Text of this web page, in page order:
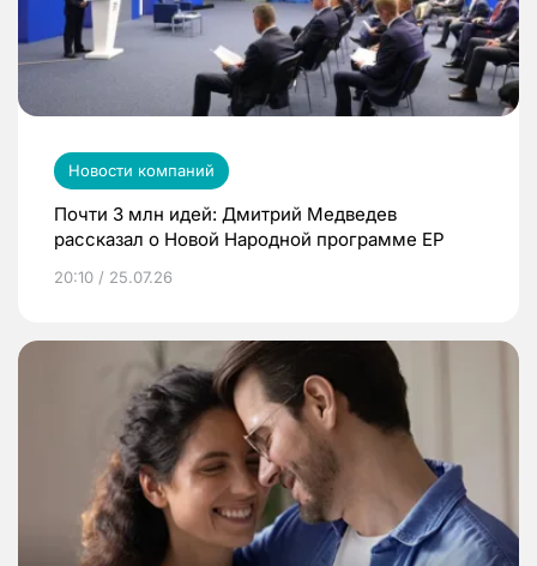
Новости компаний
Почти 3 млн идей: Дмитрий Медведев
рассказал о Новой Народной программе ЕР
20:10 / 25.07.26